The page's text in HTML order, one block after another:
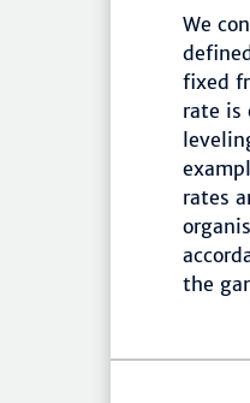
We
fixed
rate is
rates
the